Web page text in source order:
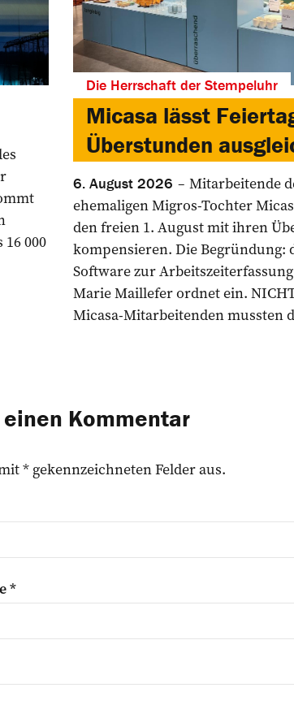
000
Die Herrschaft der Stempeluhr
Micasa lässt
Überstunden
6. August 2026
Mitarbeitende
ehemaligen Migros-Tochter
den freien 1. August mit ihren
kompensieren. Die Begründung:
Software zur
Marie Maillefer ordnet ein.
Micasa-Mitarbeitenden mussten
Kommentar
* gekennzeichneten Felder aus.
*